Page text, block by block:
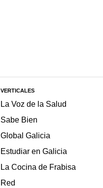
VERTICALES
La Voz de la Salud
Sabe Bien
Global Galicia
Estudiar en Galicia
La Cocina de Frabisa
Red